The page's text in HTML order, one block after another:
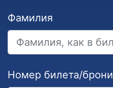
Фамилия
Номер билета/брони